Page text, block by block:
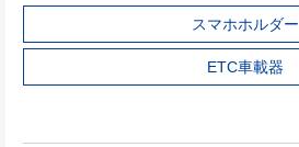
スマホホルダー
ETC車載器